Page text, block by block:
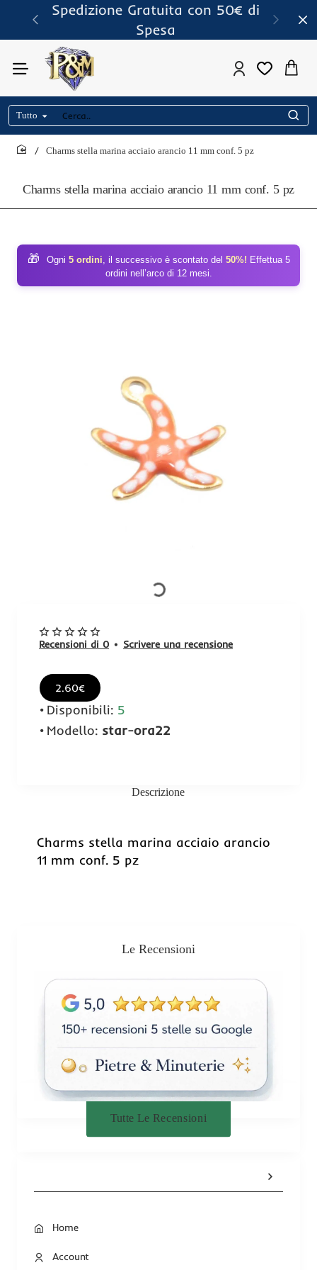
Spedizione Gratuita con 50€ di
Spesa
Tutto
Cerca..
Charms stella marina acciaio arancio 11 mm conf. 5 pz
Charms stella marina acciaio arancio 11 mm conf. 5 pz
🎁 Ogni 5 ordini, il successivo è scontato del 50%! Effettua 5
ordini nell’arco di 12 mesi.
Recensioni di 0 • Scrivere una recensione
2.60€
Disponibili: 5
Modello: star-ora22
Descrizione
Charms stella marina acciaio arancio
11 mm conf. 5 pz
Le Recensioni
Tutte Le Recensioni
Home
Account